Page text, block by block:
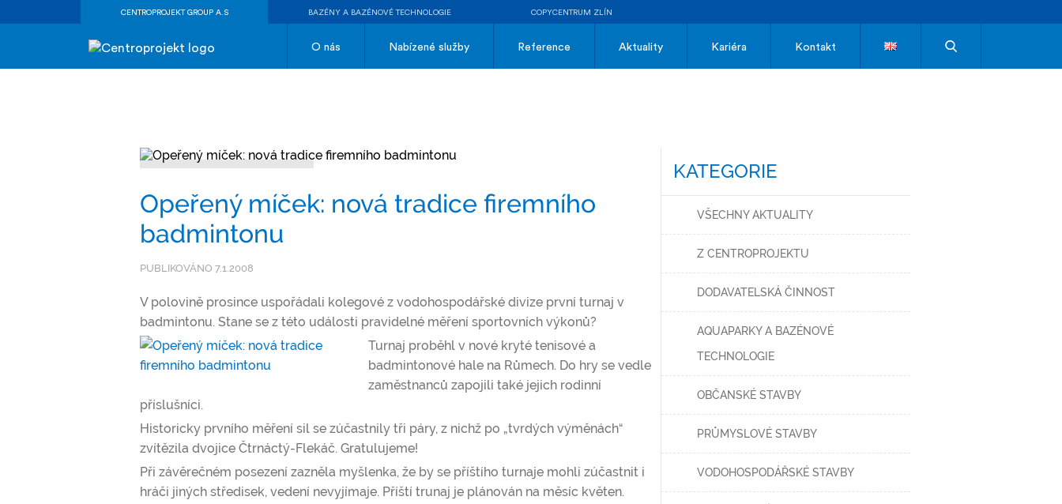
CENTROPROJEKT GROUP A.S BAZÉNY A BAZÉNOVÉ TECHNOLOGIE COPYCENTRUM ZLÍN
O nás Nabízené služby Reference Aktuality Kariéra Kontakt
Opeřený míček: nová tradice firemního
badmintonu
PUBLIKOVÁNO 7.1.2008
V polovině prosince uspořádali kolegové z vodohospodářské divize první turnaj v
badmintonu. Stane se z této události pravidelné měření sportovních výkonů?
Turnaj proběhl v nové kryté tenisové a
badmintonové hale na Růmech. Do hry se vedle
zaměstnanců zapojili také jejich rodinní
příslušníci.
Historicky prvního měření sil se zúčastnily tři páry, z nichž po „tvrdých výměnách“
zvítězila dvojice Čtrnáctý-Flekáč. Gratulujeme!
Při závěrečném posezení zazněla myšlenka, že by se příštího turnaje mohli zúčastnit i
hráči jiných středisek, vedení nevyjímaje. Příští trunaj je plánován na měsíc květen.
KATEGORIE
VŠECHNY AKTUALITY
Z CENTROPROJEKTU
DODAVATELSKÁ ČINNOST
AQUAPARKY A BAZÉNOVÉ
TECHNOLOGIE
OBČANSKÉ STAVBY
PRŮMYSLOVÉ STAVBY
VODOHOSPODÁŘSKÉ STAVBY